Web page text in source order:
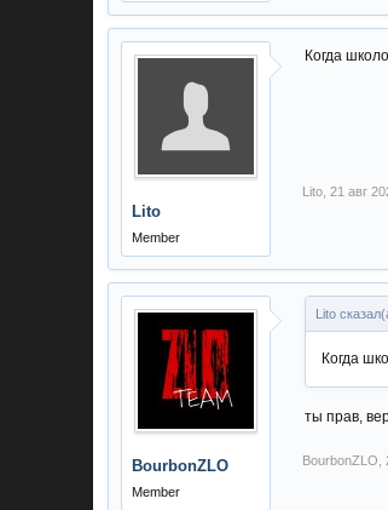
Lito
Member
Когда
Lito 21 авг
BourbonZLO
Member
Lito
Когда
ты прав,
BourbonZLO